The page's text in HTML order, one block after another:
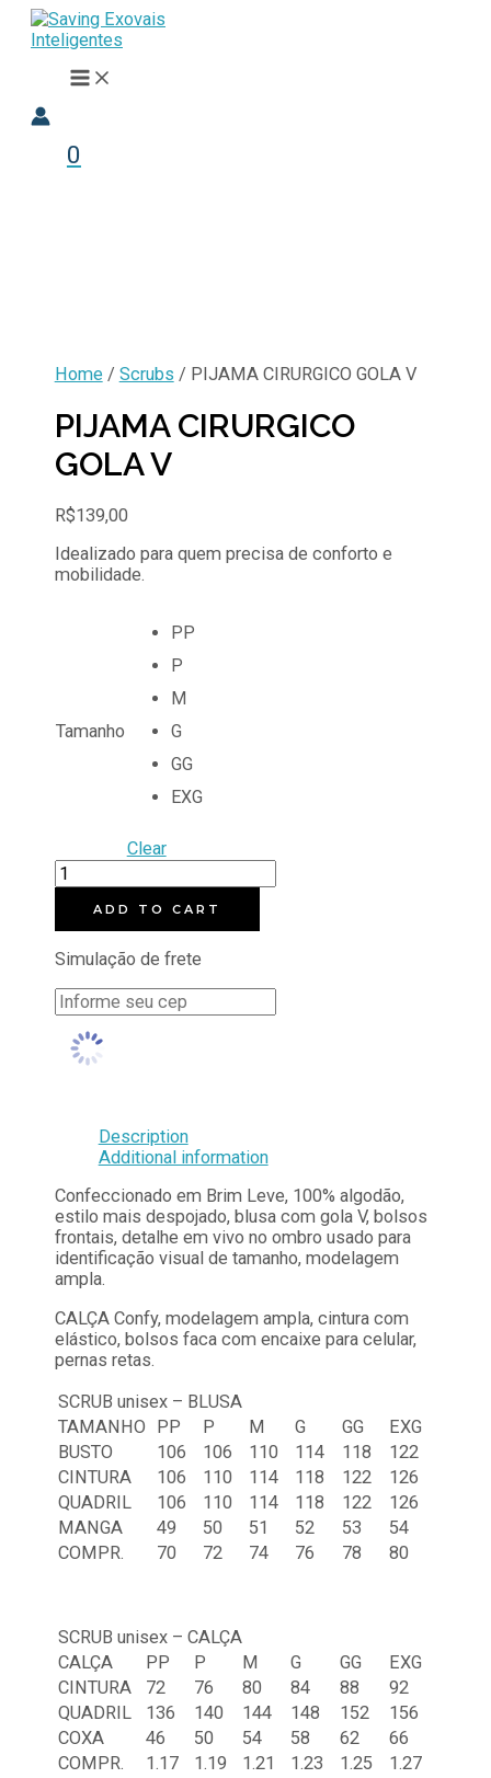
para
conteúdoMAIN
MENU
0
Home/ Scrubs / PIJAMA CIRURGICO GOLA V
PIJAMA CIRURGICO
GOLA V
R$139,00
Idealizado para quem precisa de conforto e
mobilidade.
Tamanho
PP
P
M
G
GG
EXG
Clear
PIJAMA
CIRURGICO
GOLA
V
quantity
ADD TO CART
Simulação de frete
Description
Additional information
Confeccionado em Brim Leve, 100% algodão,
estilo mais despojado, blusa com gola V, bolsos
frontais, detalhe em vivo no ombro usado para
identificação visual de tamanho, modelagem
ampla.
CALÇA Confy, modelagem ampla, cintura com
elástico, bolsos faca com encaixe para celular,
pernas retas.
SCRUB unisex – BLUSA
TAMANHO
PP P M G GG
EXG
BUSTO
106 106 110 114 118
122
CINTURA
106 110 114 118 122
126
QUADRIL
106 110 114 118 122
126
MANGA
49 50 51 52 53
54
COMPR.
70 72 74 76 78 80
SCRUB unisex – CALÇA
CALÇA
PP P M G GG
EXG
CINTURA
72 76 80 84 88
92
QUADRIL
136 140 144 148 152
156
COXA
46 50 54 58 62
66
COMPR.
1.17 1.19 1.21 1.23 1.25 1.27